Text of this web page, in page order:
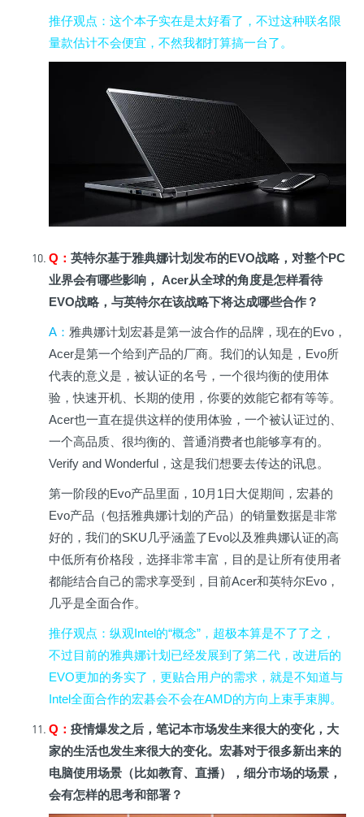
推仔观点 ：这个本子实在是太好看了，不过这种联名限
量款估计不会便宜，不然我都打算搞一台了。
Q ： 英特尔基于雅典娜计划发布的EVO战略，对整个PC
业界会有哪些影响， Acer从全球的角度是怎样看待
EVO战略，与英特尔在该战略下将达成哪些合作？
A ： 雅典娜计划宏碁是第一波合作的品牌，现在的Evo，
Acer是第一个给到产品的厂商。我们的认知是，Evo所
代表的意义是，被认证的名号，一个很均衡的使用体
验，快速开机、长期的使用，你要的效能它都有等等。
Acer也一直在提供这样的使用体验，一个被认证过的、
一个高品质、很均衡的、普通消费者也能够享有的。
Verify and Wonderful，这是我们想要去传达的讯息。
第一阶段的Evo产品里面，10月1日大促期间，宏碁的
Evo产品（包括雅典娜计划的产品）的销量数据是非常
好的，我们的SKU几乎涵盖了Evo以及雅典娜认证的高
中低所有价格段，选择非常丰富，目的是让所有使用者
都能结合自己的需求享受到，目前Acer和英特尔Evo，
几乎是全面合作。
推仔观点 ：纵观Intel的“概念”，超极本算是不了了之，
不过目前的雅典娜计划已经发展到了第二代，改进后的
EVO更加的务实了，更贴合用户的需求，就是不知道与
Intel全面合作的宏碁会不会在AMD的方向上束手束脚。
Q ： 疫情爆发之后，笔记本市场发生来很大的变化，大
家的生活也发生来很大的变化。宏碁对于很多新出来的
电脑使用场景（比如教育、直播），细分市场的场景，
会有怎样的思考和部署？